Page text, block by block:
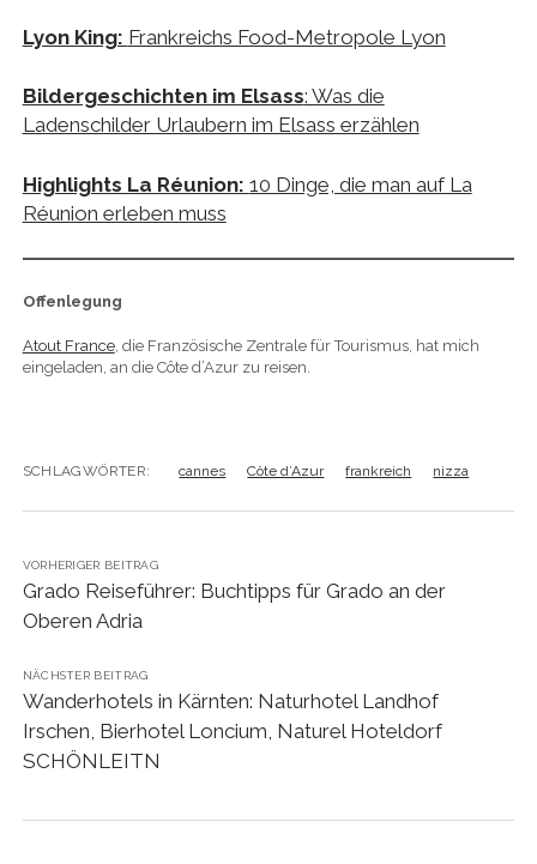
Lyon King: Frankreichs Food-Metropole Lyon
Bildergeschichten im Elsass: Was die
Ladenschilder Urlaubern im Elsass erzählen
Highlights La Réunion: 10 Dinge, die man auf La
Réunion erleben muss
Offenlegung
Atout France, die Französische Zentrale für Tourismus, hat mich
eingeladen, an die Côte d’Azur zu reisen.
SCHLAGWÖRTER: cannes Côte d’Azur frankreich nizza
VORHERIGER BEITRAG
Grado Reiseführer: Buchtipps für Grado an der
Oberen Adria
NÄCHSTER BEITRAG
Wanderhotels in Kärnten: Naturhotel Landhof
Irschen, Bierhotel Loncium, Naturel Hoteldorf
SCHÖNLEITN